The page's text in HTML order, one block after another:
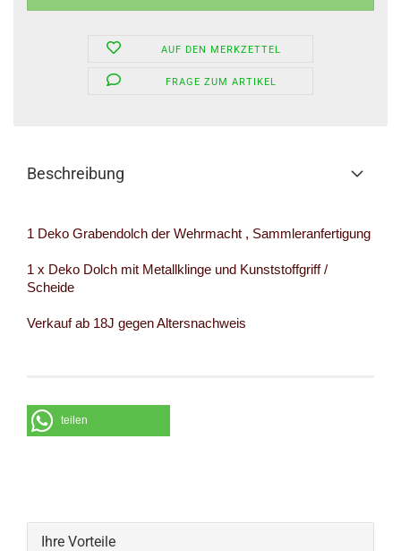
AUF DEN MERKZETTEL
FRAGE ZUM ARTIKEL
Beschreibung
1 Deko Grabendolch der Wehrmacht , Sammleranfertigung
1 x Deko Dolch mit Metallklinge und Kunststoffgriff /
Scheide
Verkauf ab 18J gegen Altersnachweis
teilen
Ihre Vorteile